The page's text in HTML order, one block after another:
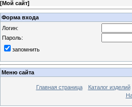
[Мой сайт]
Форма входа
Логин:
Пароль:
запомнить
Меню сайта
Главная страница Каталог изделий